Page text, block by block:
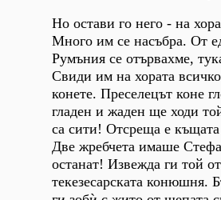
Но остави го него - на
Много им се насъбра. От
Румъния се отървахме,
Свиди им на хората
конете. Преселецът коне
гладен и жаден ще ходи
са сити! Отсреща е
Две жребчета имаше
останат! Извежда ги той
текезесарската конюшня.